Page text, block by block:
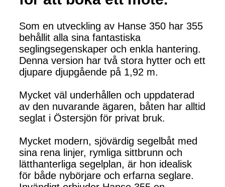
Som en utveckling av Hanse 350 har 355
behållit alla sina fantastiska
seglingsegenskaper och enkla hantering.
Denna version har två stora hytter och ett
djupare djupgående på 1,92 m.
Mycket väl underhållen och uppdaterad
av den nuvarande ägaren, båten har alltid
seglat i Östersjön för privat bruk.
Mycket modern, sjövärdig segelbåt med
sina rena linjer, rymliga sittbrunn och
lätthanterliga segelplan, är hon idealisk
för både nybörjare och erfarna seglare.